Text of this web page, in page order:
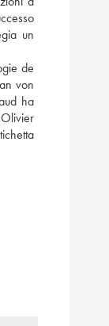
un
de
von
ha